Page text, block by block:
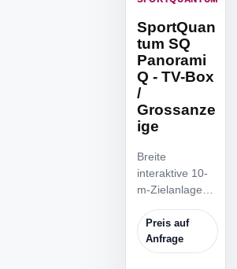
SportQuan
tum SQ
Panorami
Q - TV-Box
/
Grossanze
ige
Breite
interaktive 10-
m-Zielanlage
dynamisches
Luftpistolen-
und Speed-
Preis auf
Anfrage